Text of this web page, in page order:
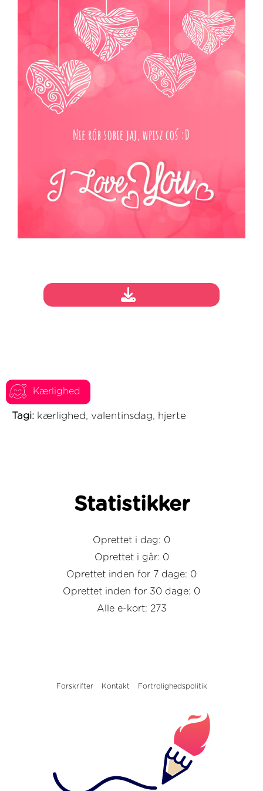
Kærlighed
Tagi: kærlighed, valentinsdag, hjerte
Statistikker
Oprettet i dag: 0
Oprettet i går: 0
Oprettet inden for 7 dage: 0
Oprettet inden for 30 dage: 0
Alle e-kort: 273
Forskrifter Kontakt Fortrolighedspolitik